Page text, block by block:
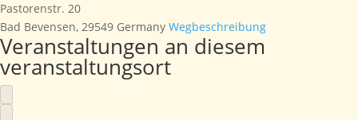
Pastorenstr. 20
Bad Bevensen, 29549 Germany Wegbeschreibung
Veranstaltungen an diesem
veranstaltungsort